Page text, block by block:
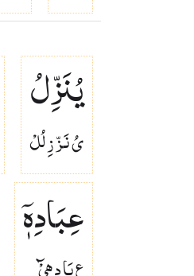
یُنَزِّلُ
ىُ نَزّ زِ لُلْ
عِبَادِهٖۤ
عِ بَا دِ هِىْٓ